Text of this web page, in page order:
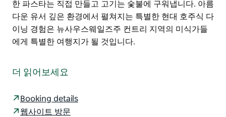
한 파스타는 직접 만들고 고기는 숯불에 구워냅니다. 아름
다운 유서 깊은 환경에서 펼쳐지는 특별한 현대 호주식 다
이닝 경험은 뉴사우스웨일즈주 컨트리 지역의 미식가들
에게 특별한 여행지가 될 것입니다.
끽하세요. 아일랜드 파리 시드니를 거쳐 광활한 자연 속
여기서는 엄선된 현지 호주산 그리고 세계 각국의 최고급
더 읽어보세요
Booking details
웹사이트 방문